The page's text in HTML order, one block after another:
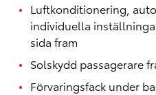
Luftkonditionering,
individuella
sida fram
Solskydd passagerare
Förvaringsfack under